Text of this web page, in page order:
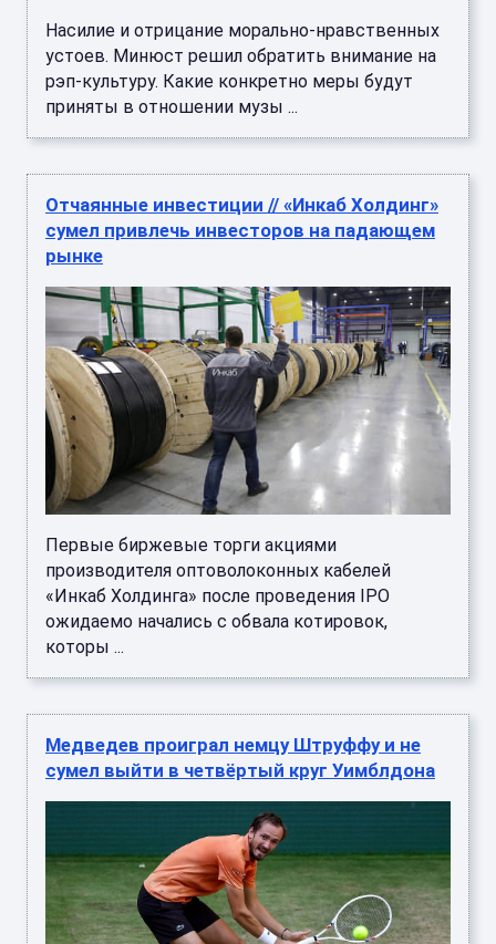
Насилие и отрицание морально-нравственных
устоев. Минюст решил обратить внимание на
рэп-культуру. Какие конкретно меры будут
приняты в отношении музы ...
Отчаянные инвестиции // «Инкаб Холдинг»
сумел привлечь инвесторов на падающем
рынке
Первые биржевые торги акциями
производителя оптоволоконных кабелей
«Инкаб Холдинга» после проведения IPO
ожидаемо начались с обвала котировок,
которы ...
Медведев проиграл немцу Штруффу и не
сумел выйти в четвёртый круг Уимблдона